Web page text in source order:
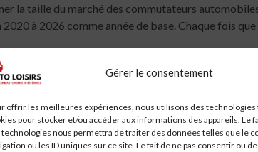
Gérer le consentement
offrir les meilleures expériences, nous utilisons des technologies
pour stocker et/ou accéder aux informations des appareils. Le
technologies nous permettra de traiter des données telles que le
ou les ID uniques sur ce site. Le fait de ne pas consentir ou
la taille du marché des commutateurs
à 2026 comme année de base. Chaque fois que
automobiles par type, par application, par
régions et application et prévisions jusqu'en